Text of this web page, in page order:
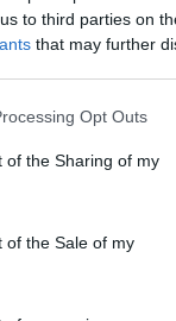
to third parties on
that may further
Opt Outs
of the Sharing of my
of the Sale of my
bardziej
atrakcji Jozani
spotkać
żyją w
Niezwykle
odległość i
o